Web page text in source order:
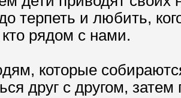
терпеть и любить,
рядом с нами.
которые
друг с другом,